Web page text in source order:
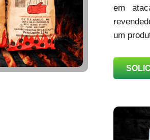
em
um